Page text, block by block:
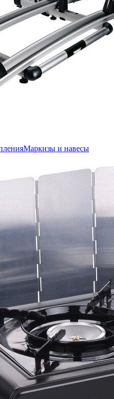
Маркизы и навесы